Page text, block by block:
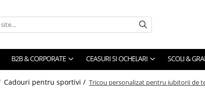
B2B & CORPORATE CEASURI SI OCHELARI SCOLI &
Cadouri pentru sportivi / Tricou personalizat pentru iubitorii de